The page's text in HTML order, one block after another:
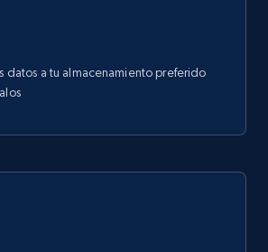
datos a tu almacenamiento preferido